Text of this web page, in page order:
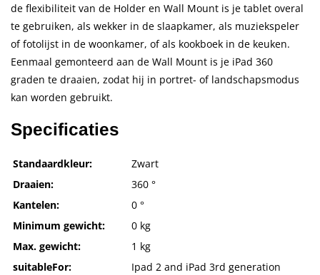
de flexibiliteit van de Holder en Wall Mount is je tablet overal
te gebruiken, als wekker in de slaapkamer, als muziekspeler
of fotolijst in de woonkamer, of als kookboek in de keuken.
Eenmaal gemonteerd aan de Wall Mount is je iPad 360
graden te draaien, zodat hij in portret- of landschapsmodus
kan worden gebruikt.
Specificaties
Standaardkleur:
Zwart
Draaien:
360 °
Kantelen:
0 °
Minimum gewicht:
0 kg
Max. gewicht:
1 kg
suitableFor:
Ipad 2 and iPad 3rd generation